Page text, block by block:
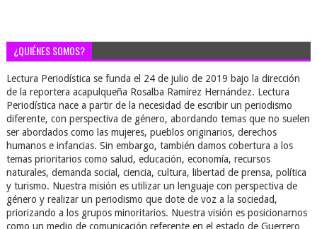
¿QUIÉNES SOMOS?
Lectura Periodística se funda el 24 de julio de 2019 bajo la dirección
de la reportera acapulqueña Rosalba Ramírez Hernández. Lectura
Periodística nace a partir de la necesidad de escribir un periodismo
diferente, con perspectiva de género, abordando temas que no suelen
ser abordados como las mujeres, pueblos originarios, derechos
humanos e infancias. Sin embargo, también damos cobertura a los
temas prioritarios como salud, educación, economía, recursos
naturales, demanda social, ciencia, cultura, libertad de prensa, política
y turismo. Nuestra misión es utilizar un lenguaje con perspectiva de
género y realizar un periodismo que dote de voz a la sociedad,
priorizando a los grupos minoritarios. Nuestra visión es posicionarnos
como un medio de comunicación referente en el estado de Guerrero